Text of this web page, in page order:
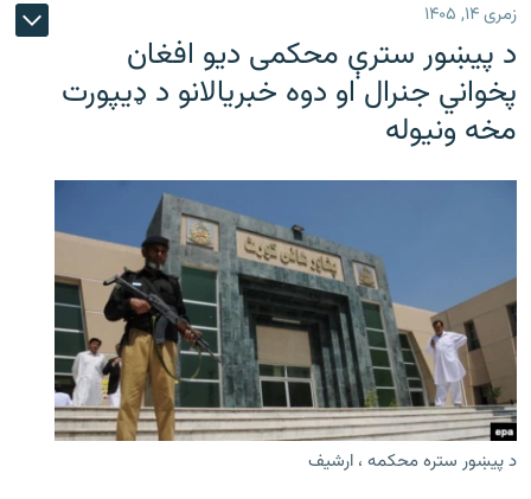
زمری ۱۴, ۱۴۰۵
د پیښور سترې محکمی دیو افغان
پخواني جنرال او دوه خبریالانو د ډیپورت
مخه ونیوله
د پیښور ستره محکمه ، ارشیف